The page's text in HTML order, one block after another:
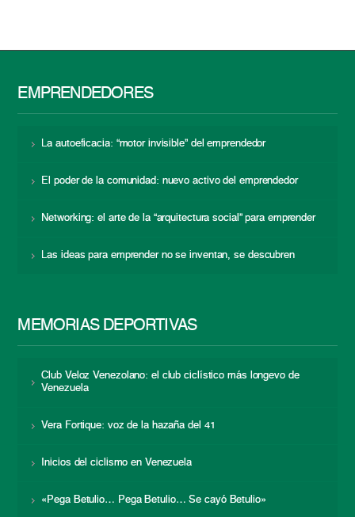
EMPRENDEDORES
La autoeficacia: “motor invisible” del emprendedor
El poder de la comunidad: nuevo activo del emprendedor
Networking: el arte de la “arquitectura social” para emprender
Las ideas para emprender no se inventan, se descubren
MEMORIAS DEPORTIVAS
Club Veloz Venezolano: el club ciclístico más longevo de
Venezuela
Vera Fortique: voz de la hazaña del 41
Inicios del ciclismo en Venezuela
«Pega Betulio… Pega Betulio… Se cayó Betulio»